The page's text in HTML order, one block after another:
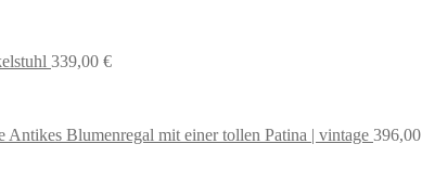
339,00 €
Antikes Blumenregal mit einer tollen Patina | vintage 396,00